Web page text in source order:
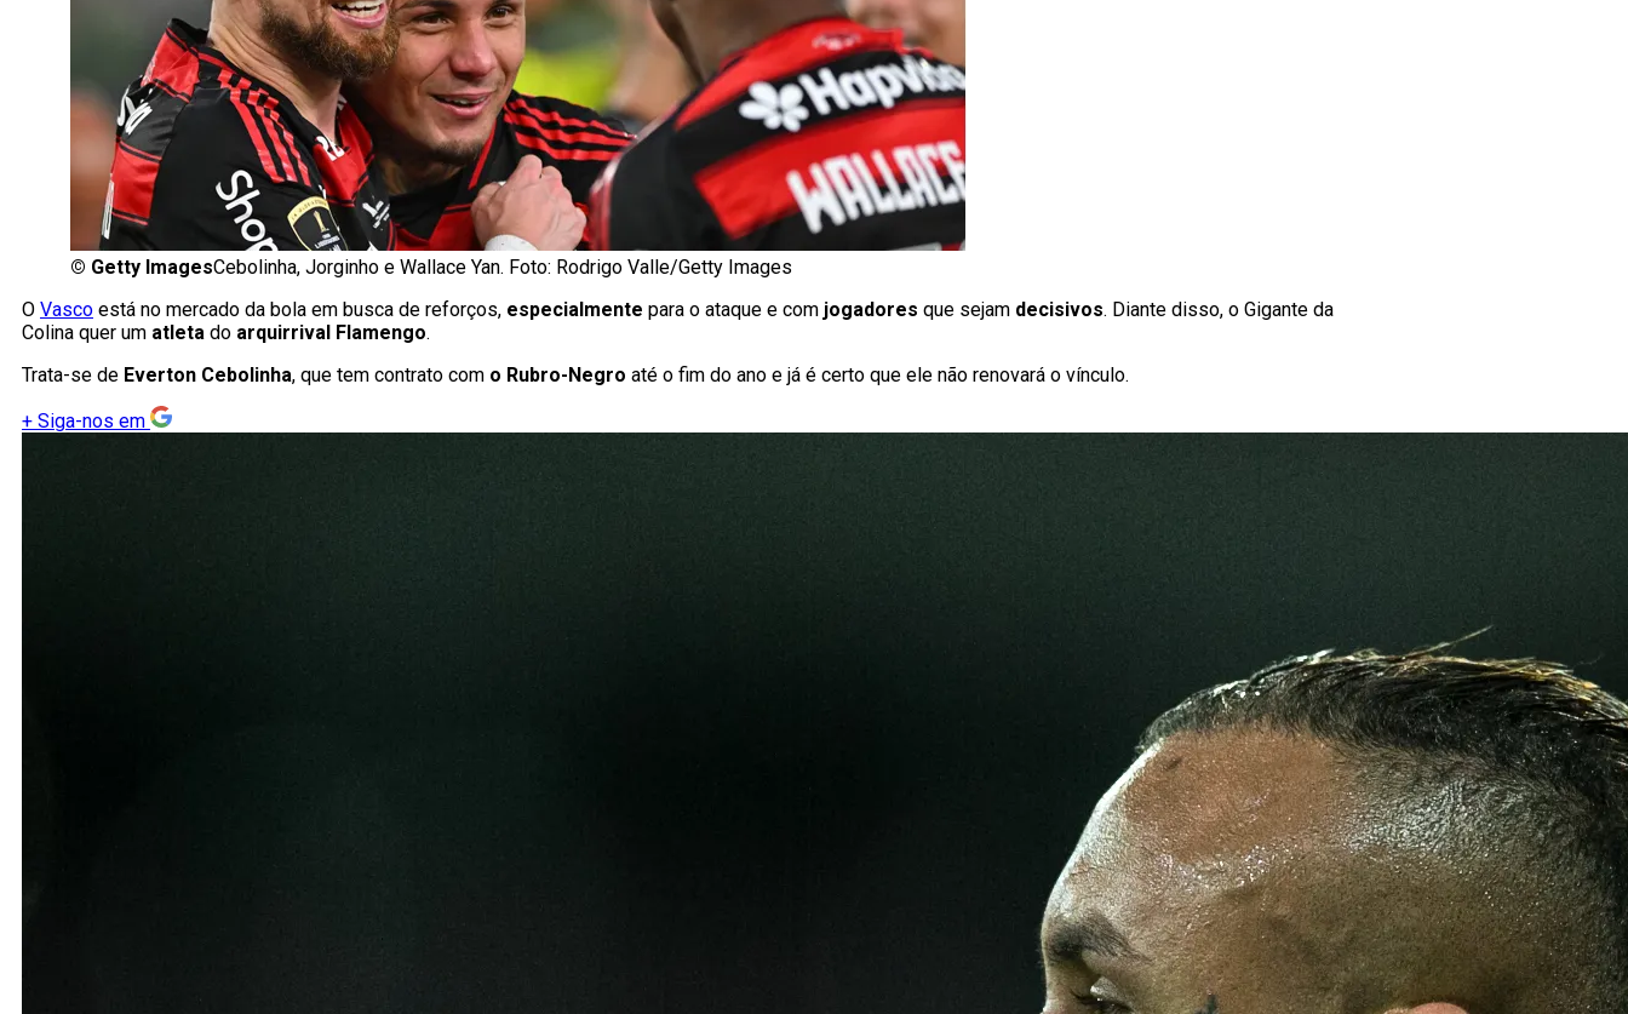
© Getty ImagesCebolinha, Jorginho e Wallace Yan. Foto: Rodrigo Valle/Getty Images
O Vasco está no mercado da bola em busca de reforços, especialmente para o ataque e com jogadores que sejam decisivos. Diante disso, o Gigante da
Colina quer um atleta do arquirrival Flamengo.
Trata-se de Everton Cebolinha, que tem contrato com o Rubro-Negro até o fim do ano e já é certo que ele não renovará o vínculo.
+ Siga-nos em